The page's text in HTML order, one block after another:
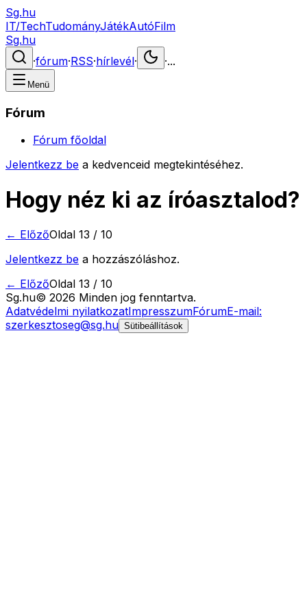
Sg.hu
IT/TechTudományJátékAutóFilm
Sg.hu
·fórum·RSS·hírlevél· ·...
Menü
Fórum
Fórum főoldal
Jelentkezz be a kedvenceid megtekintéséhez.
Hogy néz ki az íróasztalod?
← ElőzőOldal 13 / 10
Jelentkezz be a hozzászóláshoz.
← ElőzőOldal 13 / 10
Sg.hu© 2026 Minden jog fenntartva.
Adatvédelmi nyilatkozatImpresszumFórumE-mail:
szerkesztoseg@sg.hu Sütibeállítások